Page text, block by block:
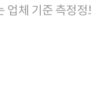
업체 기준 측정정